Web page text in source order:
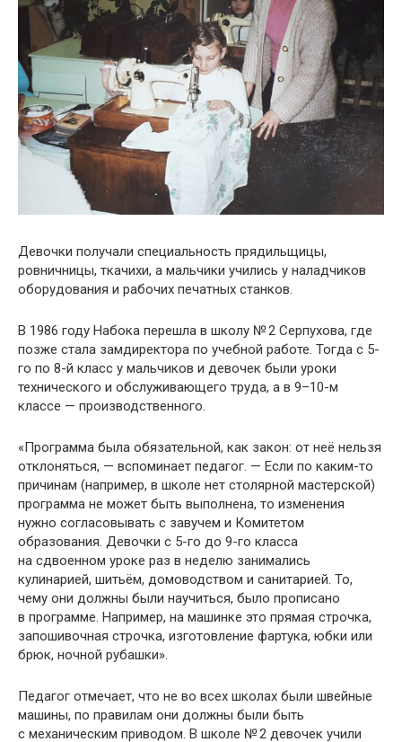
Девочки получали специальность прядильщицы,
ровничницы, ткачихи, а мальчики учились у наладчиков
оборудования и рабочих печатных станков.
В 1986 году Набока перешла в школу № 2 Серпухова, где
позже стала замдиректора по учебной работе. Тогда с 5-
го по 8-й класс у мальчиков и девочек были уроки
технического и обслуживающего труда, а в 9–10-м
классе — производственного.
«Программа была обязательной, как закон: от неё нельзя
отклоняться, — вспоминает педагог. — Если по каким-то
причинам (например, в школе нет столярной мастерской)
программа не может быть выполнена, то изменения
нужно согласовывать с завучем и Комитетом
образования. Девочки с 5-го до 9-го класса
на сдвоенном уроке раз в неделю занимались
кулинарией, шитьём, домоводством и санитарией. То,
чему они должны были научиться, было прописано
в программе. Например, на машинке это прямая строчка,
запошивочная строчка, изготовление фартука, юбки или
брюк, ночной рубашки».
Педагог отмечает, что не во всех школах были швейные
машины, по правилам они должны были быть
с механическим приводом. В школе № 2 девочек учили